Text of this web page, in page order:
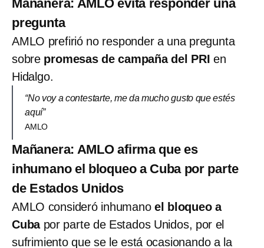
Mañanera: AMLO evita responder una
pregunta
AMLO prefirió no responder a una pregunta
sobre promesas de campaña del PRI en
Hidalgo.
“No voy a contestarte, me da mucho gusto que estés
aquí”
AMLO
Mañanera: AMLO afirma que es
inhumano el bloqueo a Cuba por parte
de Estados Unidos
AMLO consideró inhumano el bloqueo a
Cuba por parte de Estados Unidos, por el
sufrimiento que se le está ocasionando a la